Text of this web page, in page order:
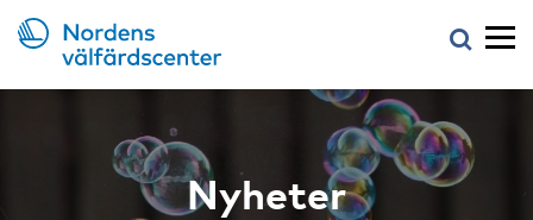
Nyheter